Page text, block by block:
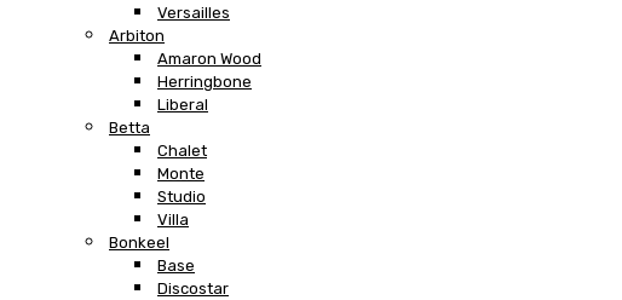
Versailles
Arbiton
Amaron Wood
Herringbone
Liberal
Betta
Chalet
Monte
Studio
Villa
Bonkeel
Base
Discostar